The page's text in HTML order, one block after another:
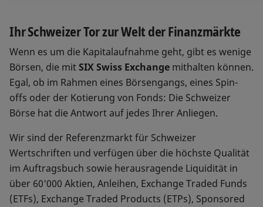
Ihr Schweizer Tor zur Welt der Finanzmärkte
Wenn es um die Kapitalaufnahme geht, gibt es wenige
Börsen, die mitSIX Swiss Exchange mithalten können.
Egal, ob im Rahmen eines Börsengangs, eines Spin-
offs oder der Kotierung von Fonds: Die Schweizer
Börse hat die Antwort auf jedes Ihrer Anliegen.
Wir sind der Referenzmarkt für Schweizer
Wertschriften und verfügen über die höchste Qualität
im Auftragsbuch sowie herausragende Liquidität in
über 60'000 Aktien, Anleihen, Exchange Traded Funds
(ETFs), Exchange Traded Products (ETPs), Sponsored